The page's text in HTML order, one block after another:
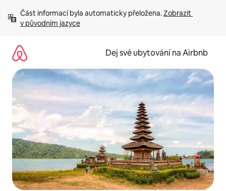
obsah
Část informací byla automaticky přeložena. Zobrazit
v původním jazyce
Dej své ubytování na Airbnb